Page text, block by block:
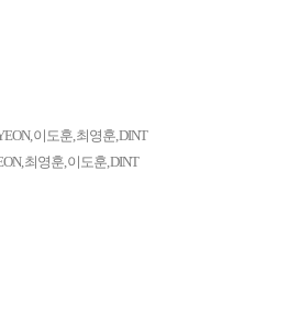
이도훈, 최영훈, DINT
최영훈, 이도훈, DINT